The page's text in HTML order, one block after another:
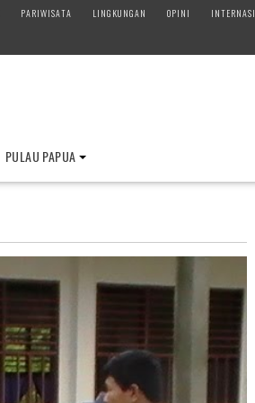
PARIWISATA LINGKUNGAN OPINI
PULAU PAPUA